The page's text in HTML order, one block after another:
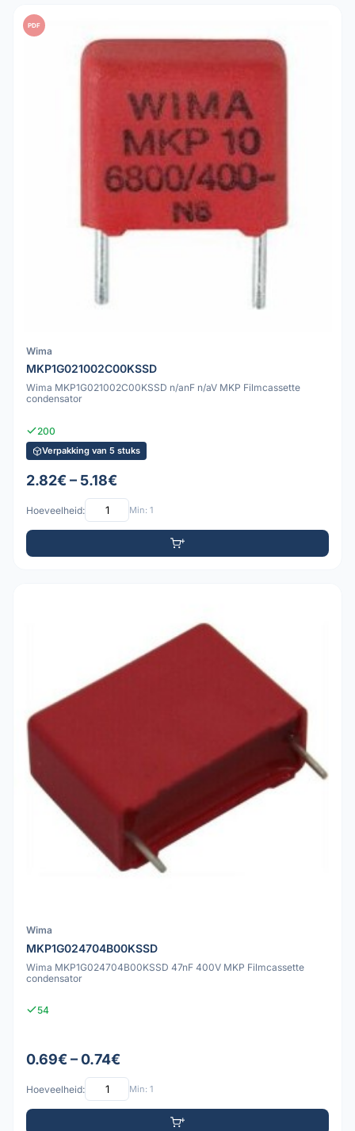
PDF
Wima
MKP1G021002C00KSSD
Wima MKP1G021002C00KSSD n/anF n/aV MKP Filmcassette
condensator
200
Verpakking van 5 stuks
2.82€ – 5.18€
Hoeveelheid: Min: 1
Wima
MKP1G024704B00KSSD
Wima MKP1G024704B00KSSD 47nF 400V MKP Filmcassette
condensator
54
0.69€ – 0.74€
Hoeveelheid: Min: 1